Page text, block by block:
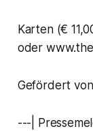
Karten (€
oder
Gefördert
---|